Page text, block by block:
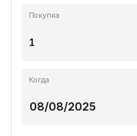
Покупка
Когда